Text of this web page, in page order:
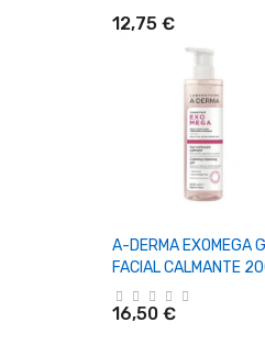
12,75 €
+ Añadir Al
A-DERMA EXOMEGA
FACIAL CALMANTE
16,50 €